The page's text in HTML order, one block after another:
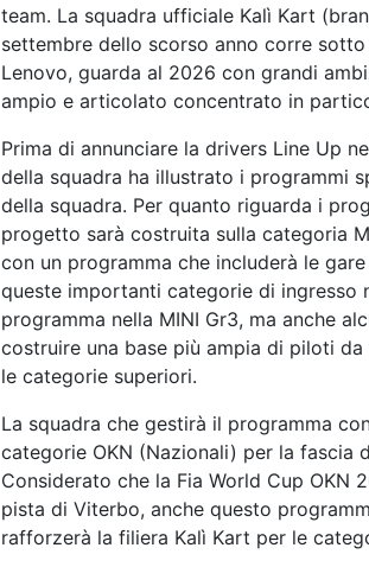
team. La squadra ufficiale Kalì Kart
settembre dello scorso anno corre
Lenovo, guarda al 2026 con grandi
ampio e articolato concentrato in
Prima di annunciare la drivers Line Up
della squadra ha illustrato i programmi
della squadra. Per quanto riguarda i
progetto sarà costruita sulla categoria
con un programma che includerà le
queste importanti categorie di ingresso
programma nella MINI Gr3, ma anche
costruire una base più ampia di piloti
le categorie superiori.
La squadra che gestirà il programma
categorie OKN (Nazionali) per la fascia
Considerato che la Fia World Cup OKN
pista di Viterbo, anche questo
rafforzerà la filiera Kalì Kart per le